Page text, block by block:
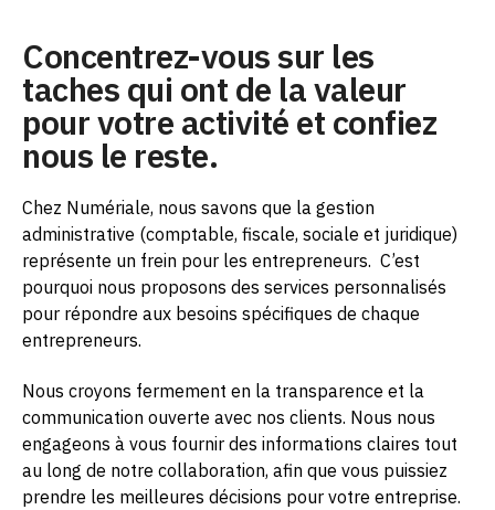
Concentrez-vous sur les
taches qui ont de la valeur
pour votre activité et confiez
nous le reste.
Chez Numériale, nous savons que la gestion
administrative (comptable, fiscale, sociale et juridique)
représente un frein pour les entrepreneurs. C’est
pourquoi nous proposons des services personnalisés
pour répondre aux besoins spécifiques de chaque
entrepreneurs.
Nous croyons fermement en la transparence et la
communication ouverte avec nos clients. Nous nous
engageons à vous fournir des informations claires tout
au long de notre collaboration, afin que vous puissiez
prendre les meilleures décisions pour votre entreprise.